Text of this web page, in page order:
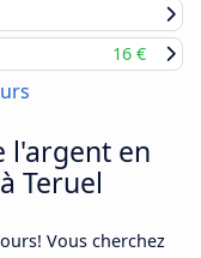
16 €
l'argent en
Teruel
Vous cherchez